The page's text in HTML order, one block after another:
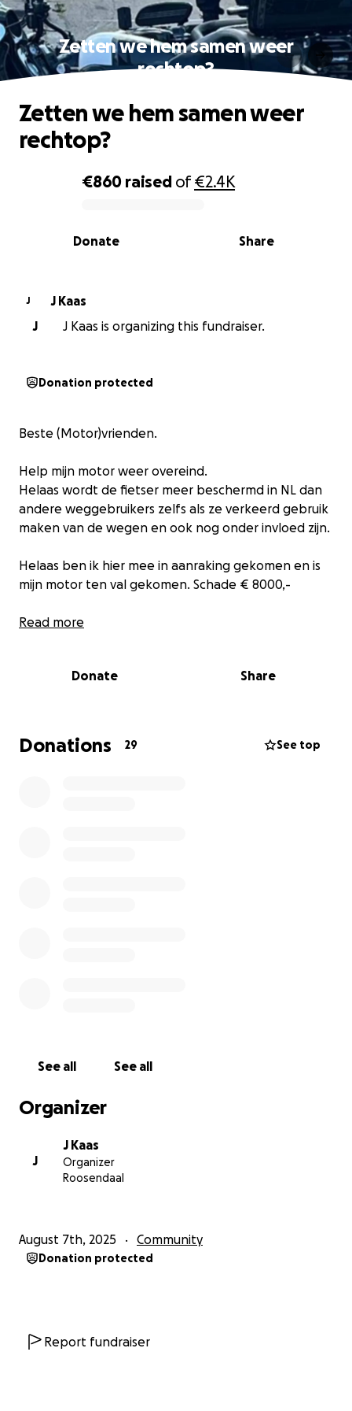
Zetten we hem samen weer
rechtop?
0% complete
€860 raised of€2.4K
Share
Donate
Zetten we hem samen weer
rechtop?
J
J Kaas
J
J Kaas is organizing this fundraiser.
Donation protected
Beste (Motor)vrienden.
Help mijn motor weer overeind.
Helaas wordt de fietser meer beschermd in NL dan
andere weggebruikers zelfs als ze verkeerd gebruik
maken van de wegen en ook nog onder invloed zijn.
Helaas ben ik hier mee in aanraking gekomen en is
mijn motor ten val gekomen. Schade € 8000,-
Bij de tegenpartij valt niks te halen.
gekneusd, ze wisten zelf niet wie van de 2.
Nu staat mijn motor kapot en krijg ik de rekening.
Read more
Donate Share
Donations 29 See top
See all See all
Organizer
J
J Kaas
Organizer
Roosendaal
August 7th, 2025 Community
Donation protected
Report fundraiser